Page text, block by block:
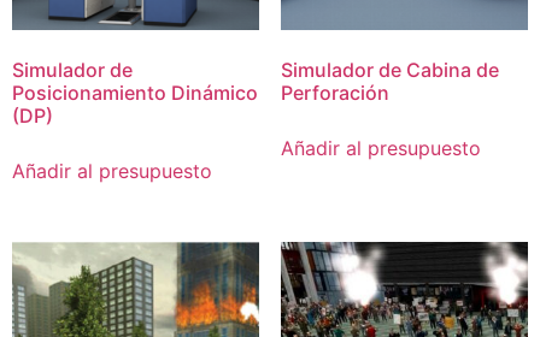
Simulador de
Posicionamiento Dinámico
(DP)
Añadir al presupuesto
Simulador de Cabina de
Perforación
Añadir al presupuesto